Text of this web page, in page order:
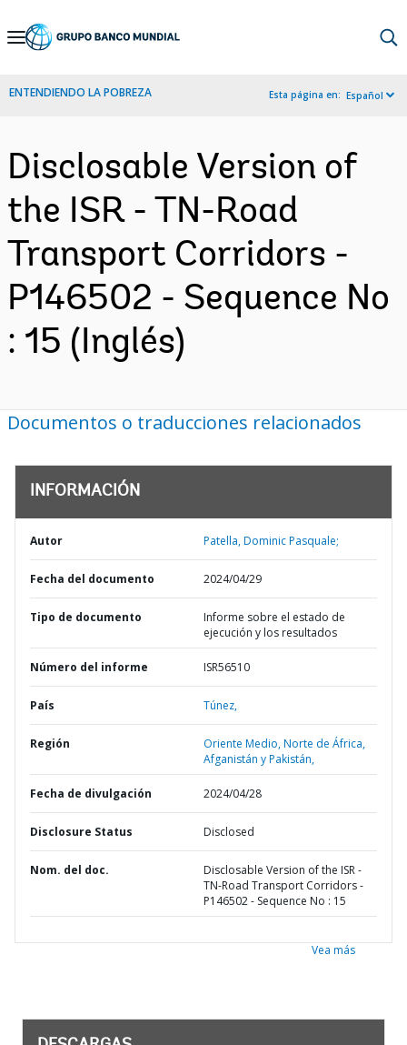
Skip
Navigation
ENTENDIENDO LA POBREZA Esta página en: Español
Disclosable Version of
the ISR - TN-Road
Transport Corridors -
P146502 - Sequence No
: 15 (Inglés)
Documentos o traducciones relacionados
INFORMACIÓN
Autor Patella, Dominic Pasquale;
Fecha del documento 2024/04/29
Tipo de documento
Informe sobre el estado de
ejecución y los resultados
Número del informe ISR56510
País Túnez,
Región
Oriente Medio, Norte de África,
Afganistán y Pakistán,
Fecha de divulgación 2024/04/28
Disclosure Status Disclosed
Nom. del doc.
Disclosable Version of the ISR -
TN-Road Transport Corridors -
P146502 - Sequence No : 15
Vea más